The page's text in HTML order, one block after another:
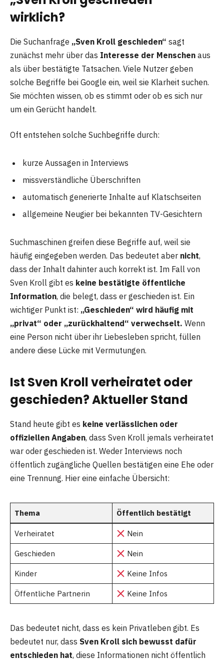
wirklich?
Die Suchanfrage „Sven Kroll geschieden“ sagt
zunächst mehr über das Interesse der Menschen aus
als über bestätigte Tatsachen. Viele Nutzer geben
solche Begriffe bei Google ein, weil sie Klarheit suchen.
Sie möchten wissen, ob es stimmt oder ob es sich nur
um ein Gerücht handelt.
Oft entstehen solche Suchbegriffe durch:
kurze Aussagen in Interviews
missverständliche Überschriften
automatisch generierte Inhalte auf Klatschseiten
allgemeine Neugier bei bekannten TV-Gesichtern
Suchmaschinen greifen diese Begriffe auf, weil sie
häufig eingegeben werden. Das bedeutet aber nicht,
dass der Inhalt dahinter auch korrekt ist. Im Fall von
Sven Kroll gibt es keine bestätigte öffentliche
Information, die belegt, dass er geschieden ist. Ein
wichtiger Punkt ist: „Geschieden“ wird häufig mit
„privat“ oder „zurückhaltend“ verwechselt. Wenn
eine Person nicht über ihr Liebesleben spricht, füllen
andere diese Lücke mit Vermutungen.
Ist Sven Kroll verheiratet oder
geschieden? Aktueller Stand
Stand heute gibt es keine verlässlichen oder
offiziellen Angaben, dass Sven Kroll jemals verheiratet
war oder geschieden ist. Weder Interviews noch
öffentlich zugängliche Quellen bestätigen eine Ehe oder
eine Trennung. Hier eine einfache Übersicht:
Thema Öffentlich bestätigt
Verheiratet Nein
Geschieden Nein
Kinder Keine Infos
Öffentliche Partnerin Keine Infos
Das bedeutet nicht, dass es kein Privatleben gibt. Es
bedeutet nur, dass Sven Kroll sich bewusst dafür
entschieden hat, diese Informationen nicht öffentlich